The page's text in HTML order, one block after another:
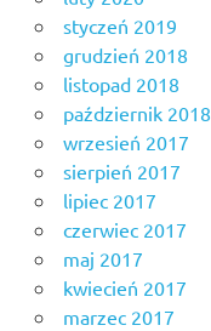
styczeń 2019
grudzień 2018
listopad 2018
październik 2018
wrzesień 2017
sierpień 2017
lipiec 2017
czerwiec 2017
maj 2017
kwiecień 2017
marzec 2017